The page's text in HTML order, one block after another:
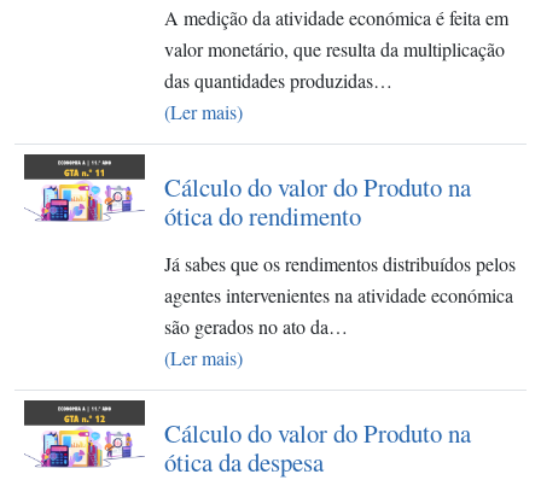
A medição da atividade económica é feita em
valor monetário, que resulta da multiplicação
das quantidades produzidas…
(Ler mais)
Cálculo do valor do Produto na
ótica do rendimento
Já sabes que os rendimentos distribuídos pelos
agentes intervenientes na atividade económica
são gerados no ato da…
(Ler mais)
Cálculo do valor do Produto na
ótica da despesa